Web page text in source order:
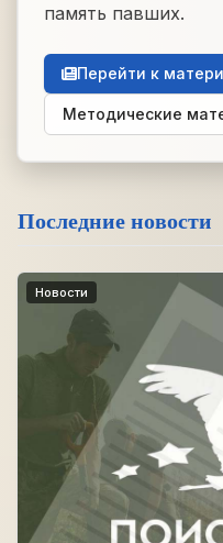
память павших.
Перейти к
Методические
Последние новости
Новости